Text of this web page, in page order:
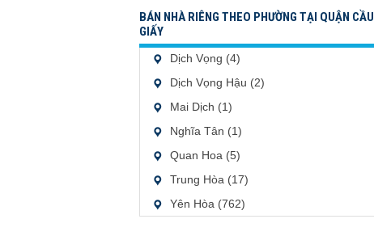
BÁN NHÀ RIÊNG THEO PHƯỜNG TẠI QUẬN CẦU
GIẤY
Dịch Vọng (4)
Dịch Vọng Hậu (2)
Mai Dịch (1)
Nghĩa Tân (1)
Quan Hoa (5)
Trung Hòa (17)
Yên Hòa (762)